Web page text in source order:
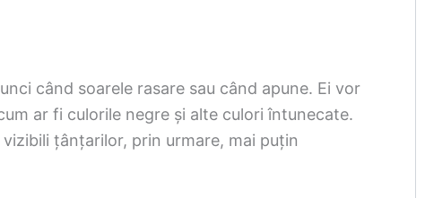
când soarele rasare sau când apune. Ei vor
ar fi culorile negre și alte culori întunecate.
țânțarilor, prin urmare, mai puțin